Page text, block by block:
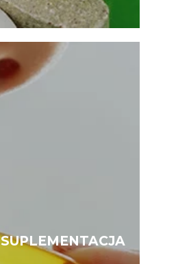
SUPLEMENTACJA
SUPLEMENTACJA